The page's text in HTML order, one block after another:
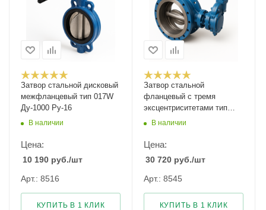
Затвор стальной дисковый
межфланцевый тип 017W
Ду-1000 Ру-16
В наличии
Цена:
10 190 руб./шт
Арт.: 8516
КУПИТЬ В 1 КЛИК
Затвор стальной
фланцевый c тремя
эксцентриситетами тип
027F Ду-100 Ру-16
В наличии
Цена:
30 720 руб./шт
Арт.: 8545
КУПИТЬ В 1 КЛИК